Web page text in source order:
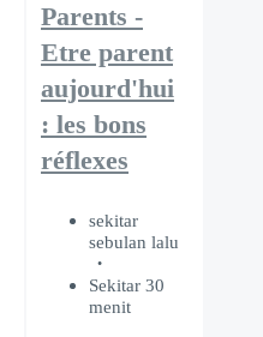
Parents -
Etre parent
aujourd'hui
: les bons
réflexes
sekitar
sebulan lalu
Sekitar 30
menit